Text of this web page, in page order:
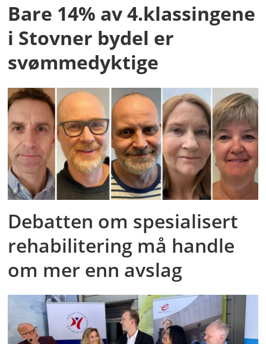
Bare 14% av 4.klassingene
i Stovner bydel er
svømmedyktige
Debatten om spesialisert
rehabilitering må handle
om mer enn avslag